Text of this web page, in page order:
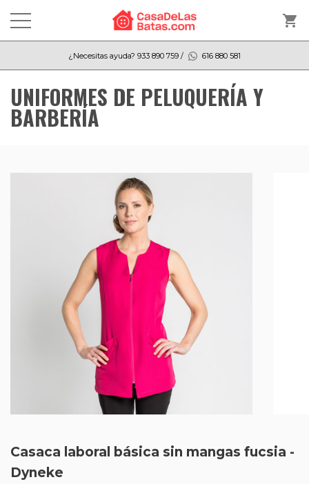
shopping_cart
¿Necesitas ayuda? 933 890 759 / 616 880 581
UNIFORMES DE PELUQUERÍA Y
BARBERÍA
Casaca laboral básica sin mangas fucsia -
Dyneke